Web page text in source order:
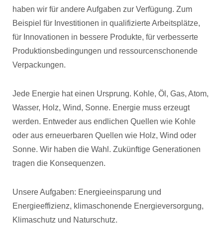
haben wir für andere Aufgaben zur Verfügung. Zum
Beispiel für Investitionen in qualifizierte Arbeitsplätze,
für Innovationen in bessere Produkte, für verbesserte
Produktionsbedingungen und ressourcenschonende
Verpackungen.
Jede Energie hat einen Ursprung. Kohle, Öl, Gas, Atom,
Wasser, Holz, Wind, Sonne. Energie muss erzeugt
werden. Entweder aus endlichen Quellen wie Kohle
oder aus erneuerbaren Quellen wie Holz, Wind oder
Sonne. Wir haben die Wahl. Zukünftige Generationen
tragen die Konsequenzen.
Unsere Aufgaben: Energieeinsparung und
Energieeffizienz, klimaschonende Energieversorgung,
Klimaschutz und Naturschutz.